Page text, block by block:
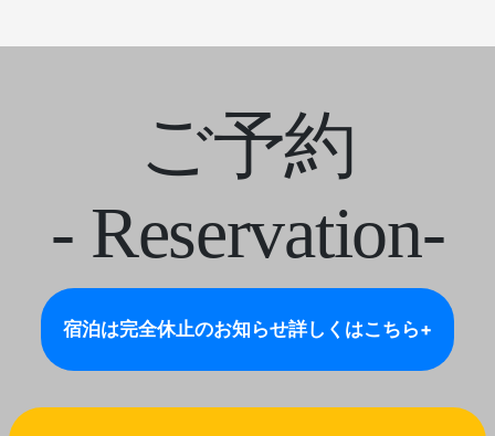
ご予約
- Reservation-
宿泊は完全休止のお知らせ 詳しくはこちら+